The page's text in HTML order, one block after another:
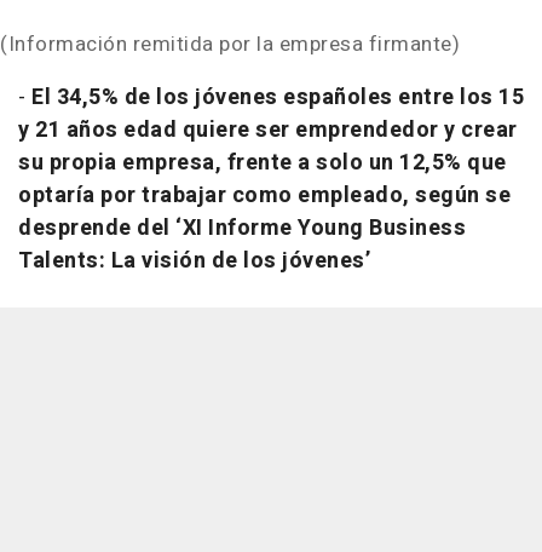
(Información remitida por la empresa firmante)
- El 34,5% de los jóvenes españoles entre los 15
y 21 años edad quiere ser emprendedor y crear
su propia empresa, frente a solo un 12,5% que
optaría por trabajar como empleado, según se
desprende del ‘XI Informe Young Business
Talents: La visión de los jóvenes’